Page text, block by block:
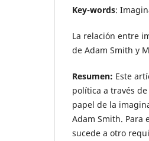
Key-words:
La relación entre
de Adam Smith y
Resumen: Este
política a través
papel de la
Adam Smith. Para
sucede a otro